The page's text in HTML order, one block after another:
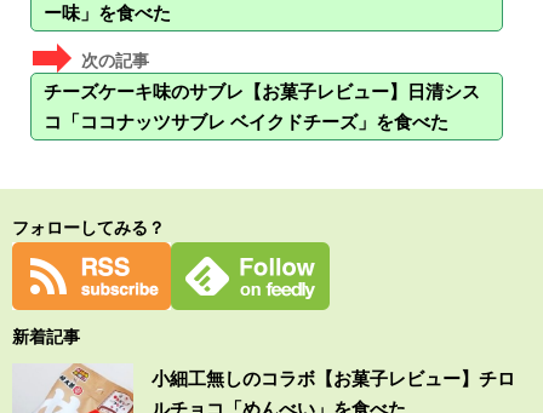
ー味」を食べた
チーズケーキ味のサブレ【お菓子レビュー】日清シス
コ「ココナッツサブレ ベイクドチーズ」を食べた
フォローしてみる？
新着記事
小細工無しのコラボ【お菓子レビュー】チロ
ルチョコ「めんべい」を食べた